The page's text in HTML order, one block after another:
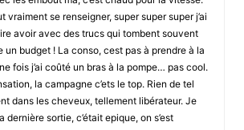
vraiment se renseigner, super super super j’ai
avoir avec des trucs qui tombent souvent
un budget ! La conso, cest pas à prendre à la
fois j’ai coûté un bras à la pompe… pas cool.
la campagne c’ets le top. Rien de tel
dans les cheveux, tellement libérateur. Je
dernière sortie, c’était epique, on s’est